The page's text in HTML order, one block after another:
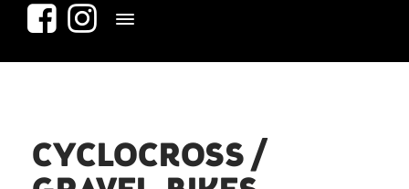
Toggle navigation
CYCLOCROSS /